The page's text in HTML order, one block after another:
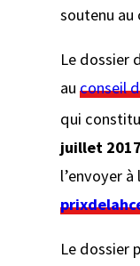
soutenu au
Le dossier
au conseil
qui
juillet 2017
l’envoyer à
Le dossier